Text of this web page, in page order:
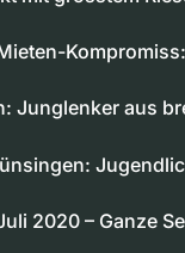
Junglenker aus
2020 – Ganze